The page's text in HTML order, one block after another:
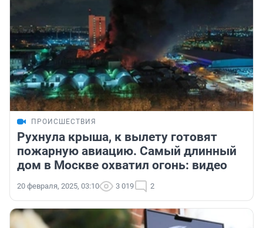
ПРОИСШЕСТВИЯ
Рухнула крыша, к вылету готовят
пожарную авиацию. Самый длинный
дом в Москве охватил огонь: видео
20 февраля, 2025, 03:10 3 019 2